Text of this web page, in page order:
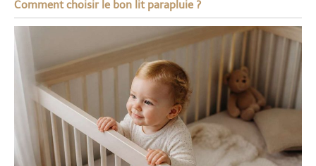
Comment choisir le bon lit parapluie ?